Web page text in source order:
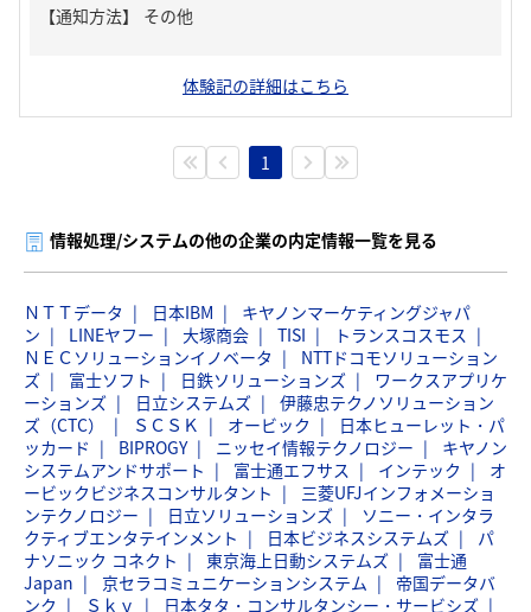
【通知方法】
その他
体験記の詳細はこちら
1
情報処理/システムの他の企業の内定情報一覧を見る
ＮＴＴデータ 日本IBM
キヤノンマーケティングジャパ
ン
LINEヤフー 大塚商会 TISI
トランスコスモス
ＮＥＣソリューションイノベータ
NTTドコモソリューション
ズ
富士ソフト 日鉄ソリューションズ
ワークスアプリケ
ーションズ
日立システムズ
伊藤忠テクノソリューション
ズ（CTC）
ＳＣＳＫ オービック
日本ヒューレット・パ
ッカード
BIPROGY ニッセイ情報テクノロジー
キヤノン
システムアンドサポート
富士通エフサス インテック
オ
ービックビジネスコンサルタント
三菱UFJインフォメーショ
ンテクノロジー
日立ソリューションズ
ソニー・インタラ
クティブエンタテインメント
日本ビジネスシステムズ
パ
ナソニック コネクト
東京海上日動システムズ
富士通
Japan
京セラコミュニケーションシステム
帝国データバ
ンク
Ｓｋｙ
日本タタ・コンサルタンシー・サービシズ